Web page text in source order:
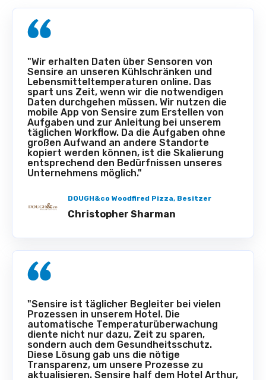
"Wir erhalten Daten über Sensoren von
Sensire an unseren Kühlschränken und
Lebensmitteltemperaturen online. Das
spart uns Zeit, wenn wir die notwendigen
Daten durchgehen müssen. Wir nutzen die
mobile App von Sensire zum Erstellen von
Aufgaben und zur Anleitung bei unserem
täglichen Workflow. Da die Aufgaben ohne
großen Aufwand an andere Standorte
kopiert werden können, ist die Skalierung
entsprechend den Bedürfnissen unseres
Unternehmens möglich."
DOUGH&co Woodfired Pizza, Besitzer
Christopher Sharman
"Sensire ist täglicher Begleiter bei vielen
Prozessen in unserem Hotel. Die
automatische Temperaturüberwachung
diente nicht nur dazu, Zeit zu sparen,
sondern auch dem Gesundheitsschutz.
Diese Lösung gab uns die nötige
Transparenz, um unsere Prozesse zu
aktualisieren. Sensire half dem Hotel Arthur,